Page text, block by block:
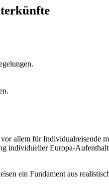
allem für Individualreisende
individueller Europa-
ein Fundament aus